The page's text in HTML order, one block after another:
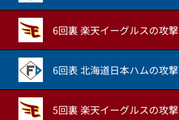
6回裏 楽天イーグルスの攻撃
6回表 北海道日本ハムの攻撃
5回裏 楽天イーグルスの攻撃